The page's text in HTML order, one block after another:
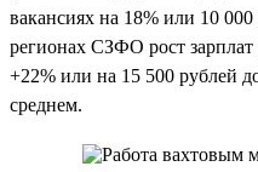
вакансиях на 18% или 10
регионах СЗФО рост зарплат
+22% или на 15 500 рублей
среднем.